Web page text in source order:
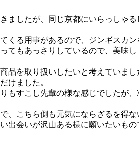
ましたが、同じ京都にいらっしゃ
くる用事があるので、ジンギス
てもあっさりしているので、美味
品を取り扱いしたいと考えていま
けました。
もすこし先輩の様な感じでしたが
、こちら側も元気にならざるを得
出会いが沢山ある様に願いたいもの